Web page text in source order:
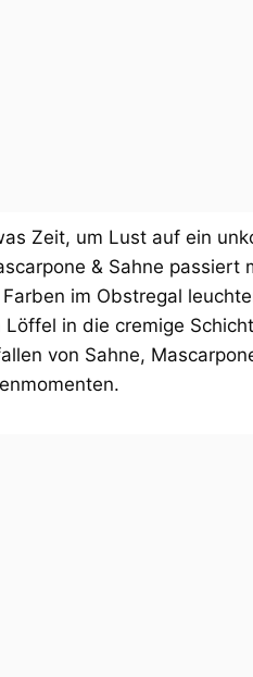
Zeit, um Lust auf ein
& Sahne passiert
im Obstregal
in die cremige
von Sahne,